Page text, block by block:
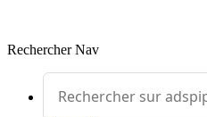
Rechercher Nav
Effectuer une recherche